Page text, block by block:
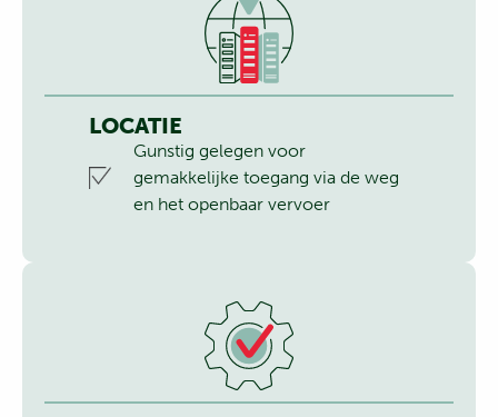
LOCATIE
Gunstig gelegen voor
gemakkelijke toegang via de weg
en het openbaar vervoer